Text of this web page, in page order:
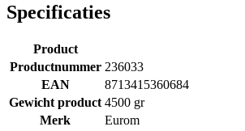
Specificaties
Product
Productnummer 236033
EAN
8713415360684
Gewicht product 4500 gr
Merk
Eurom